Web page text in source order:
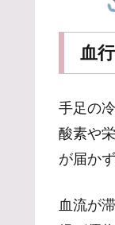
血
手足の
酸素や
が届か
血流が